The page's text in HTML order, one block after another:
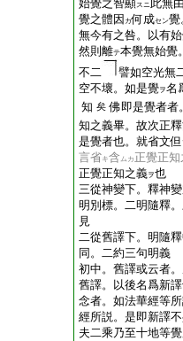
始覺之智顯スニ此無
覺之體因 カ何成セン覺
無今有之咎。以有
然則離テ本覺無始覺
不二
譬如空光無
空不壞。如是覺ヲ名
知 矣 佛即是覺者者
知之義畢。故次正
是覺者也。就省文
言省キ含ムカ 正覺正知
正覺正知之義ヲ也
三從神變下。釋神
明別標。二明隨釋
見
二從舊譯下。明隨
同。二約三句明義
初中。舊譯或云者
舊譯。以後名爲新
念者。如法華經等
經所説。是即新譯
夫二乘乃至十地等